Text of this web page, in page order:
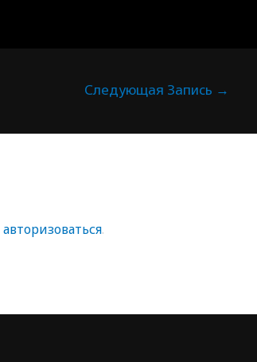
Следующая Запись →
авторизоваться.